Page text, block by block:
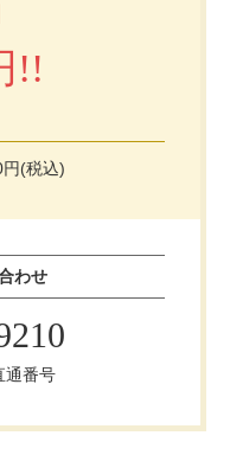
!!
(税込)
わせ
通番号